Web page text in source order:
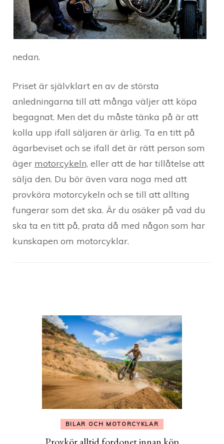
nedan.
Priset är självklart en av de största
anledningarna till att många väljer att köpa
begagnat. Men det du måste tänka på är att
kolla upp ifall säljaren är ärlig. Ta en titt på
ägarbeviset och se ifall det är rätt person som
äger motorcykeln, eller att de har tillåtelse att
sälja den. Du bör även vara noga med att
provköra motorcykeln och se till att allting
fungerar som det ska. Är du osäker på vad du
ska ta en titt på, prata då med någon som har
kunskapen om motorcyklar.
BILAR OCH MOTORCYKLAR